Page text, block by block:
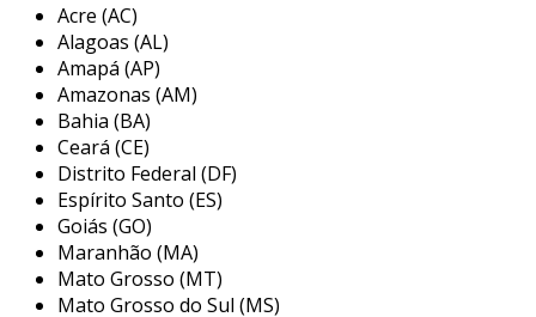
além de sua funcionalidade, os cabides de saia
também podem ser encontrados em diferentes
materiais, como madeira, plástico e metal,
permitindo uma escolha que atenda tanto ao
estilo pessoal quanto à decoração do closet ou
do guarda-roupa. dessa forma, eles se tornam
essenciais no dia a dia de quem deseja manter
um controle maior sobre suas roupas.
variantes e tipos de cabide de saia
Acre (AC)
Alagoas (AL)
Amapá (AP)
Amazonas (AM)
Bahia (BA)
Ceará (CE)
Distrito Federal (DF)
Espírito Santo (ES)
Goiás (GO)
Maranhão (MA)
Mato Grosso (MT)
Mato Grosso do Sul (MS)